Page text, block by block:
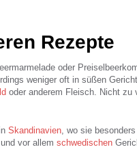
Rezepte
oder
weniger oft in süßen
oder anderem Fleisch. Nicht zu
Skandinavien , wo sie
und vor allem schwedischen